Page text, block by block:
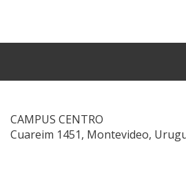
CAMPUS CENTRO
Cuareim 1451, Montevideo,